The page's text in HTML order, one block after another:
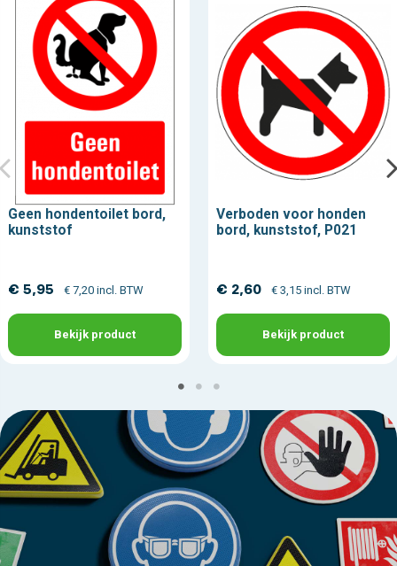
Geen hondentoilet bord,
kunststof
€ 5,95 € 7,20 incl. BTW
Bekijk product
Verboden voor honden
bord, kunststof, P021
€ 2,60 € 3,15 incl. BTW
Bekijk product